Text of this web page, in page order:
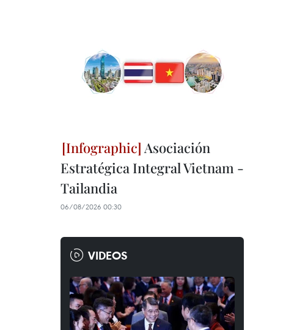
Asociación
Estratégica Integral Vietnam -
Tailandia
06/08/2026 00:30
VIDEOS